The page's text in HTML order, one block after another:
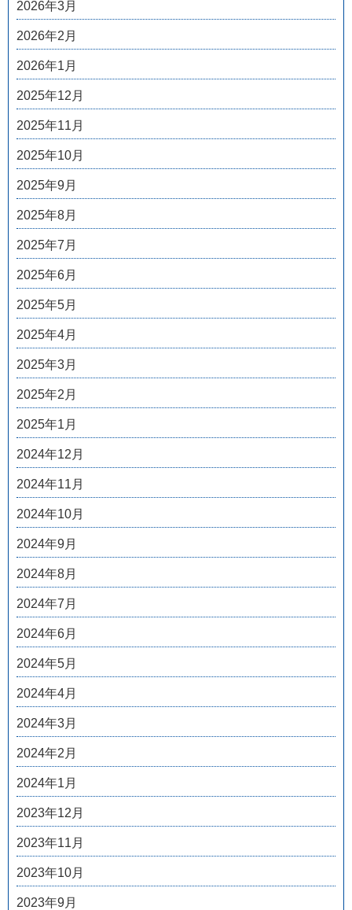
2026年3月
2026年2月
2026年1月
2025年12月
2025年11月
2025年10月
2025年9月
2025年8月
2025年7月
2025年6月
2025年5月
2025年4月
2025年3月
2025年2月
2025年1月
2024年12月
2024年11月
2024年10月
2024年9月
2024年8月
2024年7月
2024年6月
2024年5月
2024年4月
2024年3月
2024年2月
2024年1月
2023年12月
2023年11月
2023年10月
2023年9月